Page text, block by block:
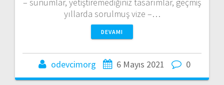
yıllarda sorulmuş vize –…
DEVAMI
odevcimorg 6 Mayıs 2021 0